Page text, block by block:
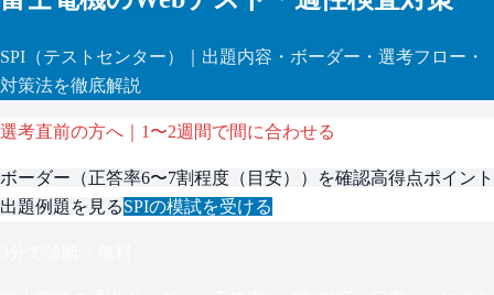
SPI （テストセンター）
｜出題内容・ボーダー・選考フロー・
対策法を徹底解説
選考直前の方へ｜1〜2週間で間に合わせる
ボーダー（正答率6〜7割程度（目安） ）を確認高得点ポイント
出題例題を見るSPIの模試を受ける